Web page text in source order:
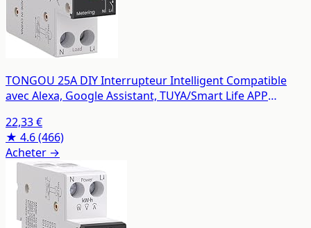
TONGOU 25A DIY Interrupteur Intelligent Compatible
avec Alexa, Google Assistant, TUYA/Smart Life APP
Mesure, Commande Vocale et Fonction de Temps
22,33 €
★ 4.6(466)
Acheter →